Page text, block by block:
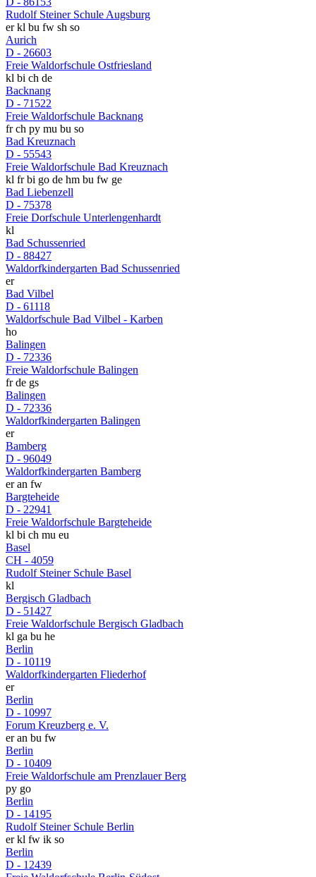
Rudolf Steiner Schule Augsburg
er kl bu fw sh so
Aurich
D - 26603
Freie Waldorfschule Ostfriesland
kl bi ch de
Backnang
D - 71522
Freie Waldorfschule Backnang
fr ch py mu bu so
Bad Kreuznach
D - 55543
Freie Waldorfschule Bad Kreuznach
kl fr bi go de hm bu fw ge
Bad Liebenzell
D - 75378
Freie Dorfschule Unterlengenhardt
kl
Bad Schussenried
D - 88427
Waldorfkindergarten Bad Schussenried
er
Bad Vilbel
D - 61118
Waldorfschule Bad Vilbel - Karben
ho
Balingen
D - 72336
Freie Waldorfschule Balingen
fr de gs
Balingen
D - 72336
Waldorfkindergarten Balingen
er
Bamberg
D - 96049
Waldorfkindergarten Bamberg
er an fw
Bargteheide
D - 22941
Freie Waldorfschule Bargteheide
kl bi ch mu eu
Basel
CH - 4059
Rudolf Steiner Schule Basel
kl
Bergisch Gladbach
D - 51427
Freie Waldorfschule Bergisch Gladbach
kl ga bu he
Berlin
D - 10119
Waldorfkindergarten Fliederhof
er
Berlin
D - 10997
Forum Kreuzberg e. V.
er an bu fw
Berlin
D - 10409
Freie Waldorfschule am Prenzlauer Berg
py go
Berlin
D - 14195
Rudolf Steiner Schule Berlin
er kl fw ik so
Berlin
D - 12439